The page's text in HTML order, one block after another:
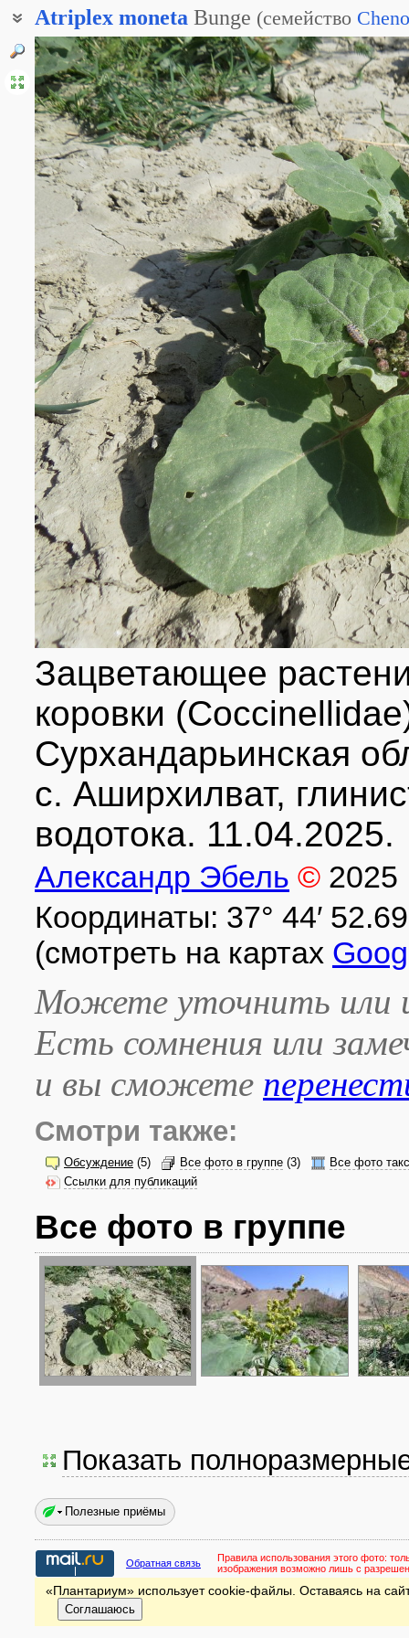
Atriplex moneta Bunge (семейство
Лебеда бухарская
Лебеда монетоплодная
Зацветающее
коровки
Сурхандарьинская
с. Аширхилват,
водотока. 11.04.2025.
Александр Эбель © 2025
Координаты: 37° 44′
(смотреть на картах
Можете уточнить или
Есть сомнения или
и вы сможете
Смотри также:
Обсуждение (5) Все фото в группе (3)
Все фото
Ссылки для публикаций
Все фото в группе
Показать
Полезные приёмы
Обратная связь Правила использования этого фото:
изображения возможно лишь с
«Плантариум» использует cookie-файлы. Оставаясь на
Соглашаюсь